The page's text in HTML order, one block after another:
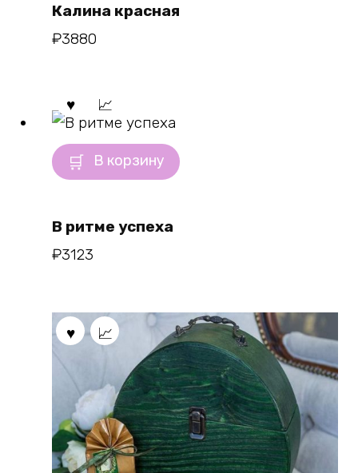
Калина красная
₽3880
В корзину
В ритме успеха
₽3123